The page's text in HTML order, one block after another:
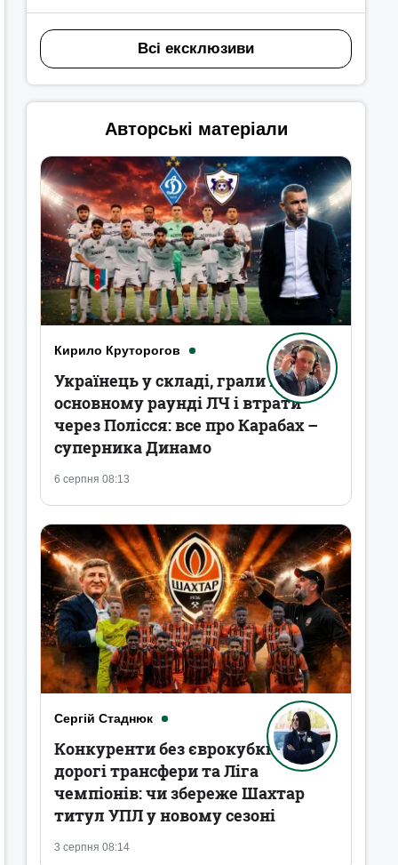
Всі ексклюзиви
Авторські матеріали
Кирило Круторогов
6 серпня 08:13
Українець у складі, грали в
основному раунді ЛЧ і втрати
через Полісся: все про Карабах –
суперника Динамо
Сергій Стаднюк
3 серпня 08:14
Конкуренти без єврокубків,
дорогі трансфери та Ліга
чемпіонів: чи збереже Шахтар
титул УПЛ у новому сезоні